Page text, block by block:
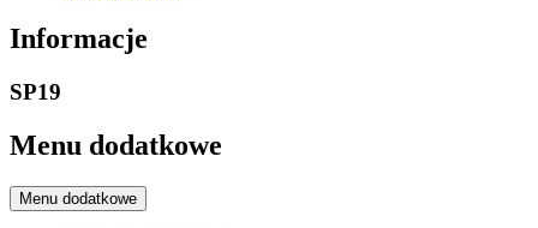
Informacje
SP19
Menu dodatkowe
Menu dodatkowe